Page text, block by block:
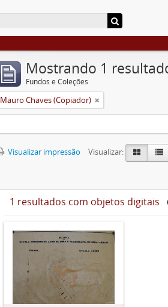
Mostrando 1
Fundos e Coleções
Mauro Chaves (Copiador)
Visualizar impressão
Visualizar:
1 resultados com objetos digitais